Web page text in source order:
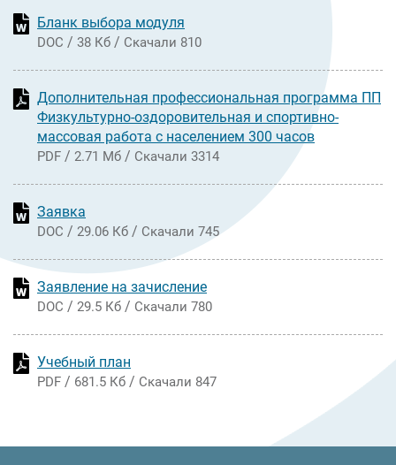
Бланк выбора модуля
DOC / 38 Кб / Скачали 810
Дополнительная профессиональная программа ПП
Физкультурно-оздоровительная и спортивно-
массовая работа с населением 300 часов
PDF / 2.71 Мб / Скачали 3314
Заявка
DOC / 29.06 Кб / Скачали 745
Заявление на зачисление
DOC / 29.5 Кб / Скачали 780
Учебный план
PDF / 681.5 Кб / Скачали 847